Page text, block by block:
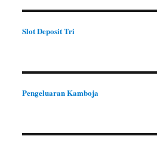
Slot Deposit Tri
Pengeluaran Kamboja